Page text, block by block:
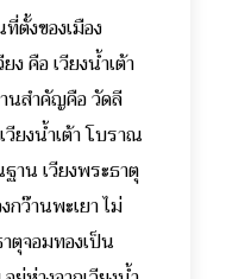
ตั้งของเมือง
ง คือ เวียงน้ำเต้า
นสำคัญคือ วัดลี
วียงน้ำเต้า โบราณ
าน เวียงพระธาตุ
ว๊านพะเยา ไม่
ตุจอมทองเป็น